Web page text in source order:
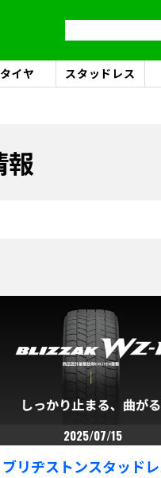
イヤ スタッドレス
報
2025/07/15
ブリヂストンスタッド